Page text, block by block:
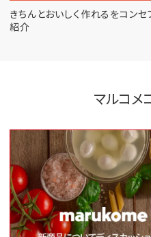
きちんとおいしく作れるをコンセ
紹介
マルコメ